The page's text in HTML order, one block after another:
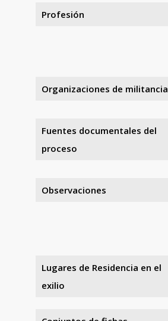
Profesión
Organizaciones de militancia
Fuentes documentales del
proceso
Observaciones
Lugares de Residencia en el
exilio